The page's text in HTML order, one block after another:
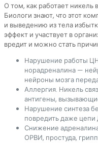
О том, как работает никель
Биологи знают, что этот
и выведению из тела
эффект и участвует в
вредит и можно стать
Нарушение работы
норадреналина —
нейроны мозга
Аллергия. Никель
антигены,
Нарушение синтеза
повредить даже
Снижение
ОРВИ, простуда,